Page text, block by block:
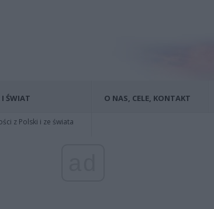
I ŚWIAT
z Polski i ze świata
O NAS, CELE, KONTAKT